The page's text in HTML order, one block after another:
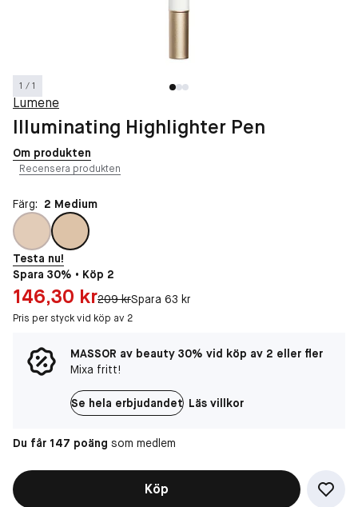
1 / 1
Lumene
Illuminating Highlighter Pen
Om produkten
Recensera produkten
Färg: 2 Medium
Testa nu!
Spara 30% • Köp 2
Pris: 146,30 kr
146,30 krOriginal pris:
209 krSpara 63 kr
Pris per styck vid köp av 2
MASSOR av beauty 30% vid köp av 2 eller fler
Mixa fritt!
Se hela erbjudandet Läs villkor
Du får 147 poäng som medlem
Köp